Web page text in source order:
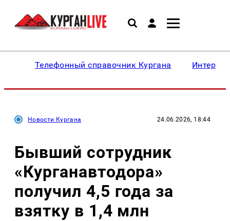
Телефонный справочник Кургана
Новости Кургана 24.06.2026, 18:44
Бывший сотрудник
«Курганавтодора»
получил 4,5 года за
взятку в 1,4 млн